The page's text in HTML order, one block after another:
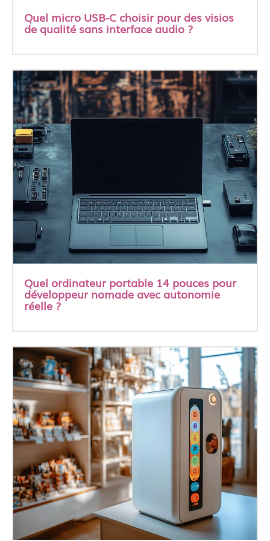
Quel micro USB-C choisir pour des visios
de qualité sans interface audio ?
Quel ordinateur portable 14 pouces pour
développeur nomade avec autonomie
réelle ?